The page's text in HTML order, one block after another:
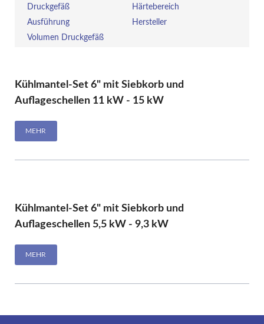
Druckgefäß
Härtebereich
Ausführung
Hersteller
Volumen Druckgefäß
Kühlmantel-Set 6" mit Siebkorb und
Auflageschellen 11 kW - 15 kW
MEHR
Kühlmantel-Set 6" mit Siebkorb und
Auflageschellen 5,5 kW - 9,3 kW
MEHR